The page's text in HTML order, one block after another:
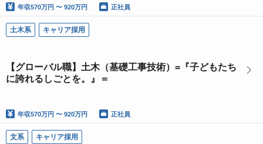
年収570万円 〜 920万円 正社員
土木系 キャリア採用
【グローバル職】土木（基礎工事技術）=『子どもたち
に誇れるしごとを。』＝
年収570万円 〜 920万円 正社員
文系 キャリア採用